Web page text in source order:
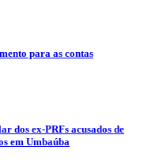
para as contas
dos ex-PRFs acusados de
em Umbaúba